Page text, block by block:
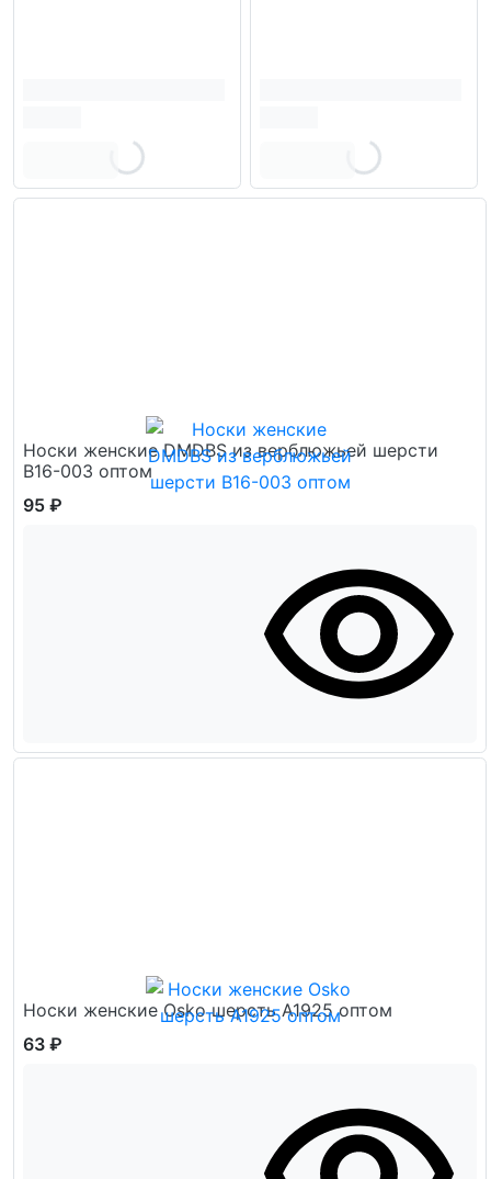
Носки женские DMDBS из верблюжьей шерсти
В16-003 оптом
95 ₽
Носки женские Osko шерсть А1925 оптом
63 ₽